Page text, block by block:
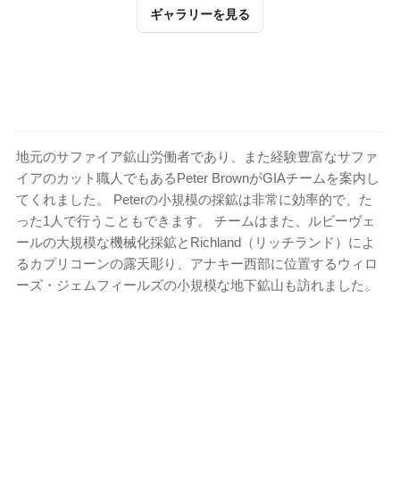
ギャラリーを見る
地元のサファイア鉱山労働者であり、また経験豊富なサファ
イアのカット職人でもあるPeter BrownがGIAチームを案内し
てくれました。 Peterの小規模の採鉱は非常に効率的で、た
った1人で行うこともできます。 チームはまた、ルビーヴェ
ールの大規模な機械化採鉱とRichland（リッチランド）によ
るカプリコーンの露天彫り、アナキー西部に位置するウィロ
ーズ・ジェムフィールズの小規模な地下鉱山も訪れました。